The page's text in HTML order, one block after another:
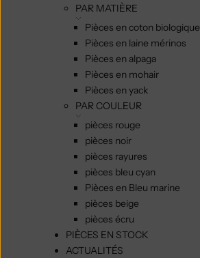
PAR MATIÈRE
Pièces en coton biologique
Pièces en laine mérinos
Pièces en alpaga
Pièces en mohair
Pièces en yack
PAR COULEUR
pièces rouge
pièces noir
pièces rayures
pièces bleu cyan
Pièces en Bleu marine
pièces beige
pièces écru
PIÈCES EN STOCK
ACTUALITÉS